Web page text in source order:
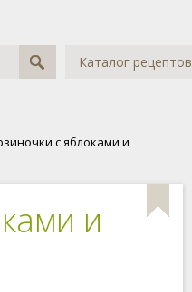
Каталог рецептов
с яблоками и
и